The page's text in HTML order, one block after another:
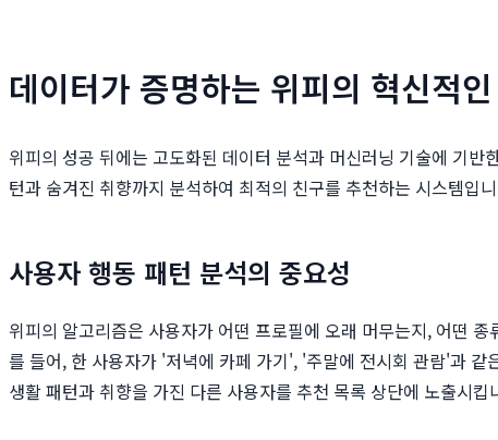
데이터가 증명하는 위피의 혁신적
위피의 성공 뒤에는 고도화된 데이터 분석과 머신러닝 기술에 기반
턴과 숨겨진 취향까지 분석하여 최적의 친구를 추천하는 시스템입
사용자 행동 패턴 분석의 중요성
위피의 알고리즘은 사용자가 어떤 프로필에 오래 머무는지, 어떤
를 들어, 한 사용자가 '저녁에 카페 가기', '주말에 전시회 관람'과
생활 패턴과 취향을 가진 다른 사용자를 추천 목록 상단에 노출시